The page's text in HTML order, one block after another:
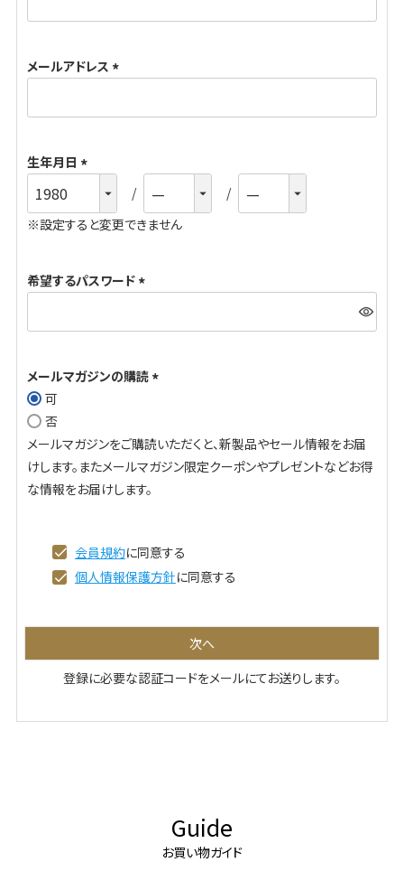
必
)
メールアドレス
必
生年月日
必
須
※設定すると変更できません
希望するパスワード
必
)
メールマガジンの購読
須
)
可
否
メールマガジンをご購読いただくと、新製品やセール情報をお届
けします。またメールマガジン限定クーポンやプレゼントなどお得
な情報をお届けします。
会員規約に同意する
個人情報保護方針に同意する
次へ
登録に必要な認証コードをメールにてお送りします。
Guide
お買い物ガイド